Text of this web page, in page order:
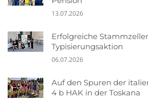
13.07.2026
Erfolgreiche
Typisierungsaktion
06.07.2026
Auf den Spuren der
4 b HAK in der Toskana